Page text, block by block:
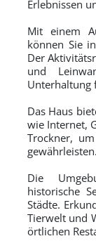
Erlebnissen
Mit einem
können Sie
Der
und
Unterhaltung
Das Haus
wie Internet,
Trockner,
gewährleisten.
Die
historische
Städte.
Tierwelt und
örtlichen